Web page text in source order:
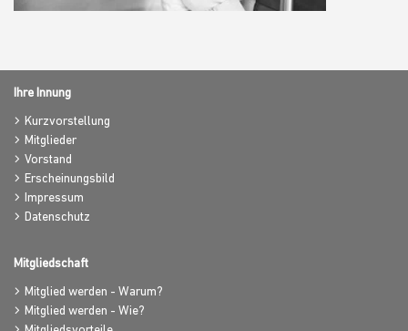
Ihre Innung
Kurzvorstellung
Mitglieder
Vorstand
Erscheinungsbild
Impressum
Datenschutz
Mitgliedschaft
Mitglied werden - Warum?
Mitglied werden - Wie?